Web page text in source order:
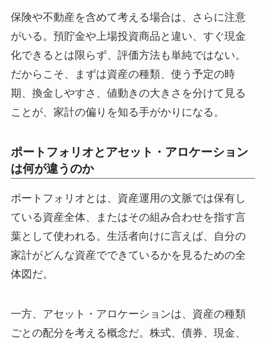
保険や不動産を含めて考える場合は、さらに注意
がいる。預貯金や上場投資商品と違い、すぐ現金
化できるとは限らず、評価方法も単純ではない。
だからこそ、まずは資産の種類、使う予定の時
期、換金しやすさ、値動きの大きさを分けて見る
ことが、家計の偏りを知る手がかりになる。
ポートフォリオとアセット・アロケーション
は何が違うのか
ポートフォリオとは、資産運用の文脈では保有し
ている資産全体、またはその組み合わせを指す言
葉として使われる。生活者向けに言えば、自分の
家計がどんな資産でできているかを見るための全
体図だ。
一方、アセット・アロケーションは、資産の種類
ごとの配分を考える概念だ。株式、債券、現金、